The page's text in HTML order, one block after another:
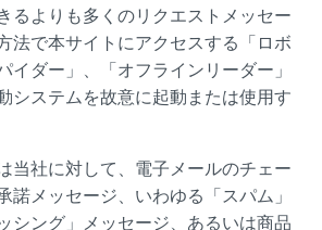
るよりも多くのリクエストメッセー
法で本サイトにアクセスする「ロボ
イダー」、「オフラインリーダー」
システムを故意に起動または使用す
当社に対して、電子メールのチェー
諾メッセージ、いわゆる「スパム」
シング」メッセージ、あるいは商品